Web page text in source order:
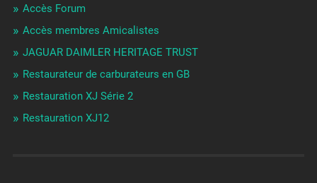
Accès Forum
Accès membres Amicalistes
JAGUAR DAIMLER HERITAGE TRUST
Restaurateur de carburateurs en GB
Restauration XJ Série 2
Restauration XJ12